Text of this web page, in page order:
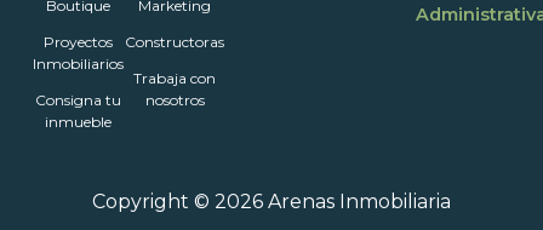
Boutique
Proyectos
Inmobiliarios
Consigna tu
inmueble
Marketing
Constructoras
Trabaja con
nosotros
Copyright © 2026 Arenas Inmobiliaria